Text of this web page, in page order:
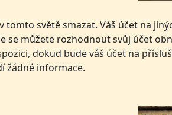
tomto světě smazat. Váš účet na
se můžete rozhodnout svůj účet
dokud bude váš účet na
žádné informace.